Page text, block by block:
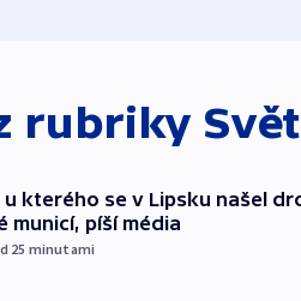
rubriky Svět
kterého se v Lipsku našel
municí, píší média
25 minutami